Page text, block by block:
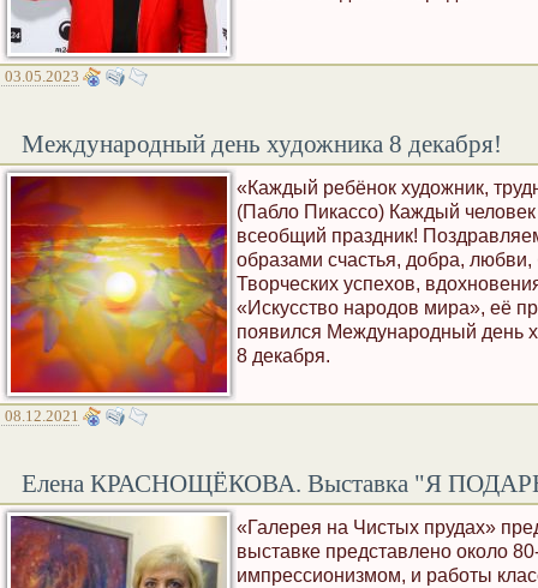
03.05.2023
Международный день художника 8 декабря!
«Каждый ребёнок художник,
(Пабло Пикассо) Каждый
всеобщий праздник!
образами счастья, добра,
Творческих успехов,
«Искусство народов мира», её
появился Международный день
8 декабря.
08.12.2021
Елена КРАСНОЩЁКОВА. Выставка "Я
«Галерея на Чистых прудах»
выставке представлено около
импрессионизмом, и работы